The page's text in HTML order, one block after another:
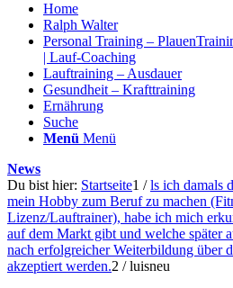
Home
Ralph Walter
Personal Training – Plauen
| Lauf-Coaching
Lauftraining – Ausdauer
Gesundheit – Krafttraining
Ernährung
Suche
Menü Menü
News
Du bist hier: Startseite1 / ls ich damals
mein Hobby zum Beruf zu machen
Lizenz/Lauftrainer), habe ich mich
auf dem Markt gibt und welche später
nach erfolgreicher Weiterbildung über
akzeptiert werden.2 / luisneu